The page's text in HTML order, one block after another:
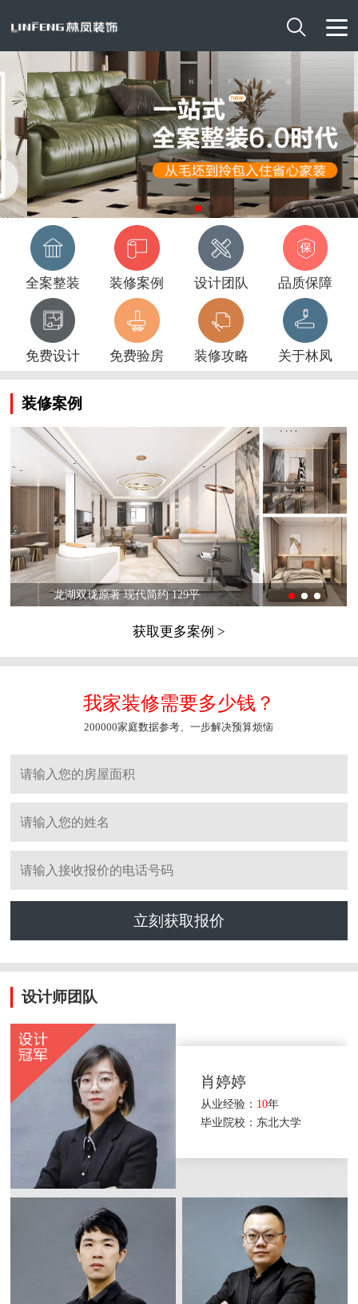

全案整装 装修案例 设计团队 品质保障
免费设计 免费验房 装修攻略 关于林凤
装修案例
龙湖双珑原著 现代简约 129平
获取更多案例 >
我家装修需要多少钱？
200000家庭数据参考、一步解决预算烦恼
立刻获取报价
设计师团队
肖婷婷
从业经验： 10年
毕业院校：东北大学